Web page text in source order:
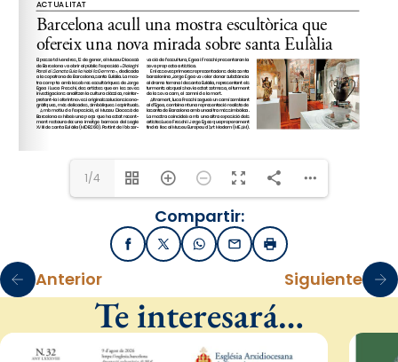
1/4
Compartir:
FacebookX / TwitterWhatsApp
EmailImprimir
Anterior Siguiente
Te interesará…